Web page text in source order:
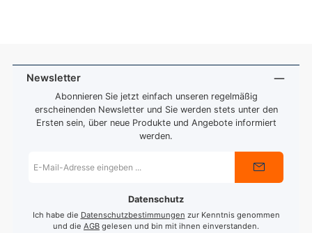
Newsletter
Abonnieren Sie jetzt einfach unseren regelmäßig
erscheinenden Newsletter und Sie werden stets unter den
Ersten sein, über neue Produkte und Angebote informiert
werden.
Mail-
Datenschutz
Ich habe die Datenschutzbestimmungen zur Kenntnis genommen
und die AGB gelesen und bin mit ihnen einverstanden.